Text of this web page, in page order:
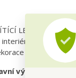
LED
interiéru jemnou
vytvoří
výhody